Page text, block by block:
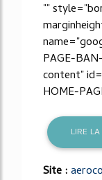
""
PAGE-
content"
HOME-
LIRE
Site :